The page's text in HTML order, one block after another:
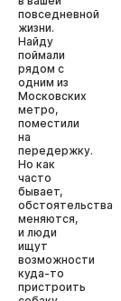
повседневной
жизни.
Найду
поймали
рядом с
одним из
Московских
метро,
поместили
на
передержку.
Но как
часто
бывает,
обстоятельства
меняются,
и люди
ищут
возможности
куда-то
пристроить